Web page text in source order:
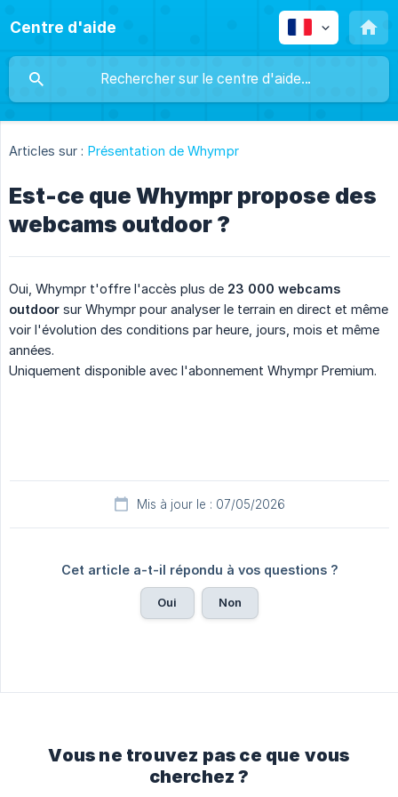
Centre d'aide
Articles sur : Présentation de Whympr
Est-ce que Whympr propose des
webcams outdoor ?
Oui, Whympr t'offre l'accès plus de 23 000 webcams
outdoor sur Whympr pour analyser le terrain en direct et même
voir l'évolution des conditions par heure, jours, mois et même
années.
Uniquement disponible avec l'abonnement Whympr Premium.
Mis à jour le : 07/05/2026
Cet article a-t-il répondu à vos questions ?
Oui Non
Vous ne trouvez pas ce que vous
cherchez ?